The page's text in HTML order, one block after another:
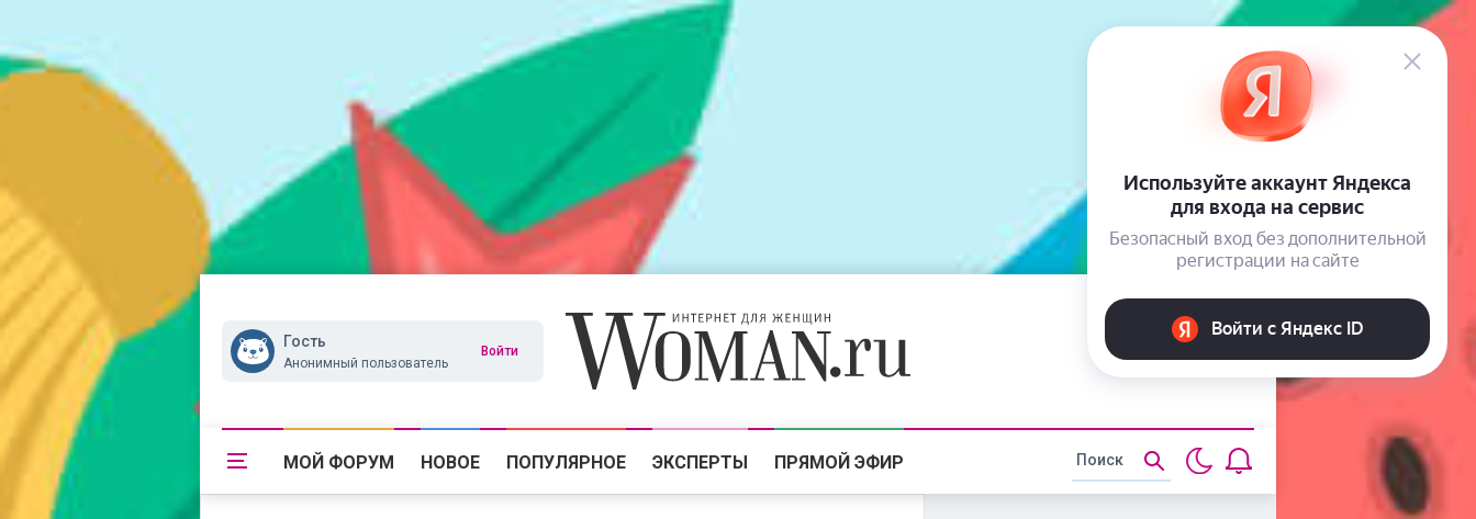
Гость
Анонимный пользователь
Войти
МОЙ ФОРУМ НОВОЕ ПОПУЛЯРНОЕ ЭКСПЕРТЫ ПРЯМОЙ ЭФИР